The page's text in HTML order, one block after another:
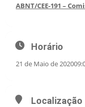
ABNT/CEE-191 –
Horário
21 de Maio de 2020
Localização